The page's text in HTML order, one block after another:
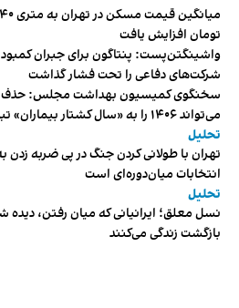
تومان افزایش یافت
واشینگتن‌پست: پنتاگون برای جبران
شرکت‌های دفاعی را تحت فشار گذاشت
سخنگوی کمیسیون بهداشت مجلس: حذف
می‌تواند ۱۴۰۶ را به «سال کشتار بیماران» تبدیل کند
تحلیل
تهران با طولانی کردن جنگ در پی ضربه زدن
انتخابات میان‌دوره‌ای است
تحلیل
نسل معلق؛ ایرانیانی که میان رفتن، دیده
بازگشت زندگی می‌کنند